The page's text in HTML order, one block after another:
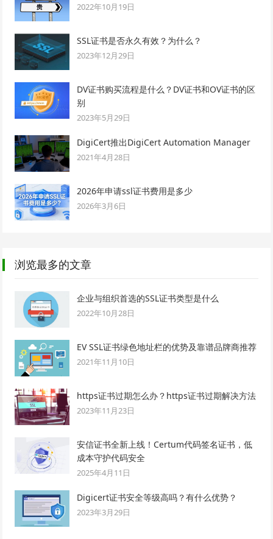
2022年10月19日
SSL证书是否永久有效？为什么？
2023年12月29日
DV证书购买流程是什么？DV证书和OV证书的区
别
2023年5月29日
DigiCert推出DigiCert Automation Manager
2021年4月28日
2026年申请ssl证书费用是多少
2026年3月6日
浏览最多的文章
企业与组织首选的SSL证书类型是什么
2022年10月28日
EV SSL证书绿色地址栏的优势及靠谱品牌商推荐
2021年11月10日
https证书过期怎么办？https证书过期解决方法
2023年11月23日
安信证书全新上线！Certum代码签名证书，低
成本守护代码安全
2025年4月11日
Digicert证书安全等级高吗？有什么优势？
2023年3月29日